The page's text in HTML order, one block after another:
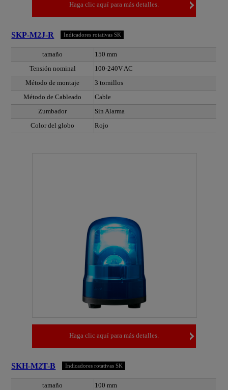
Haga clic aquí para más detalles.
SKP-M2J-R Indicadores rotativas SK
tamaño
150 mm
Tensión nominal
100-240V AC
Método de montaje
3 tornillos
Método de Cableado
Cable
Zumbador
Sin Alarma
Color del globo
Rojo
Haga clic aquí para más detalles.
SKH-M2T-B Indicadores rotativas SK
tamaño
100 mm